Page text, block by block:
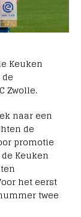
Keuken
Zwolle.
naar een
de
promotie
Keuken
het eerst
twee